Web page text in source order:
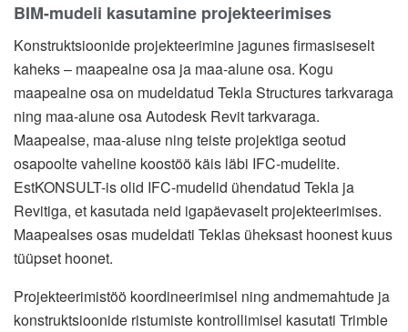
BIM-mudeli kasutamine projekteerimises
Konstruktsioonide projekteerimine jagunes firmasiseselt
kaheks – maapealne osa ja maa-alune osa. Kogu
maapealne osa on mudeldatud Tekla Structures tarkvaraga
ning maa-alune osa Autodesk Revit tarkvaraga.
Maapealse, maa-aluse ning teiste projektiga seotud
osapoolte vaheline koostöö käis läbi IFC-mudelite.
EstKONSULT-is olid IFC-mudelid ühendatud Tekla ja
Revitiga, et kasutada neid igapäevaselt projekteerimises.
Maapealses osas mudeldati Teklas üheksast hoonest kuus
tüüpset hoonet.
Projekteerimistöö koordineerimisel ning andmemahtude ja
konstruktsioonide ristumiste kontrollimisel kasutati Trimble